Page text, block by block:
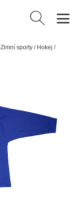
Vyhledávání
Zimní sporty / Hokej /